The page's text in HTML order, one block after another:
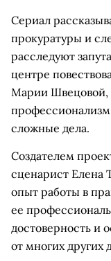
Сериал
прокуратуры и
расследуют
центре
Марии Швецовой,
сложные дела.
Создателем
сценарист Елена
опыт работы в
ее
достоверность и
от многих других